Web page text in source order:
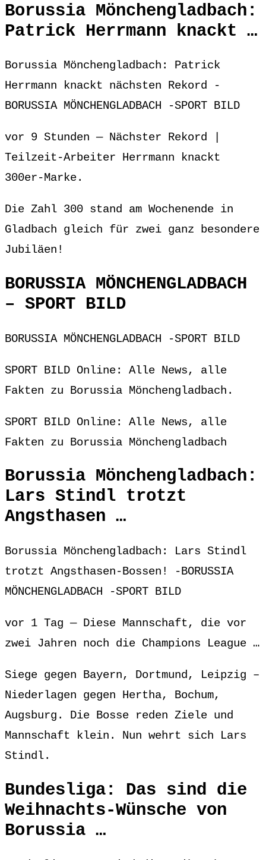
Borussia Mönchengladbach:
Patrick Herrmann knackt …
Borussia Mönchengladbach: Patrick
Herrmann knackt nächsten Rekord -
BORUSSIA MÖNCHENGLADBACH -SPORT BILD
vor 9 Stunden — Nächster Rekord |
Teilzeit-Arbeiter Herrmann knackt
300er-Marke.
Die Zahl 300 stand am Wochenende in
Gladbach gleich für zwei ganz besondere
Jubiläen!
BORUSSIA MÖNCHENGLADBACH
– SPORT BILD
BORUSSIA MÖNCHENGLADBACH -SPORT BILD
SPORT BILD Online: Alle News, alle
Fakten zu Borussia Mönchengladbach.
SPORT BILD Online: Alle News, alle
Fakten zu Borussia Mönchengladbach
Borussia Mönchengladbach:
Lars Stindl trotzt
Angsthasen …
Borussia Mönchengladbach: Lars Stindl
trotzt Angsthasen-Bossen! -BORUSSIA
MÖNCHENGLADBACH -SPORT BILD
vor 1 Tag — Diese Mannschaft, die vor
zwei Jahren noch die Champions League …
Siege gegen Bayern, Dortmund, Leipzig –
Niederlagen gegen Hertha, Bochum,
Augsburg. Die Bosse reden Ziele und
Mannschaft klein. Nun wehrt sich Lars
Stindl.
Bundesliga: Das sind die
Weihnachts-Wünsche von
Borussia …